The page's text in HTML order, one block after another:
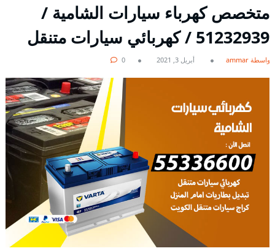
متخصص كهرباء سيارات الشامية /
51232939‬ / كهربائي سيارات متنقل
بواسطة ammar أبريل 3, 2021 0